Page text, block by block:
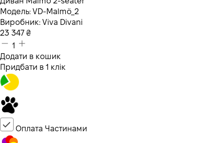
Модель: VD-Malmö_2
Виробник: Viva Divani
23 347 ₴
1
Додати в кошик
Придбати в 1 клік
Оплата Частинами